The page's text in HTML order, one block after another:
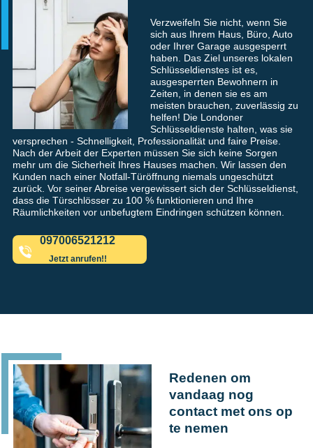
Verzweifeln Sie nicht, wenn Sie
sich aus Ihrem Haus, Büro, Auto
oder Ihrer Garage ausgesperrt
haben. Das Ziel unseres lokalen
Schlüsseldienstes ist es,
ausgesperrten Bewohnern in
Zeiten, in denen sie es am
meisten brauchen, zuverlässig zu
helfen! Die Londoner
Schlüsseldienste halten, was sie
versprechen - Schnelligkeit, Professionalität und faire Preise.
Nach der Arbeit der Experten müssen Sie sich keine Sorgen
mehr um die Sicherheit Ihres Hauses machen. Wir lassen den
Kunden nach einer Notfall-Türöffnung niemals ungeschützt
zurück. Vor seiner Abreise vergewissert sich der Schlüsseldienst,
dass die Türschlösser zu 100 % funktionieren und Ihre
Räumlichkeiten vor unbefugtem Eindringen schützen können.
097006521212
Jetzt anrufen!!
Redenen om
vandaag nog
contact met ons op
te nemen